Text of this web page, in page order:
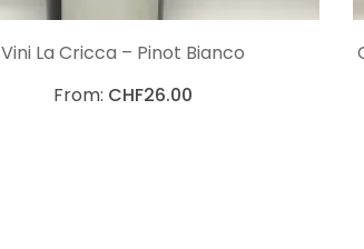
CHOIX DES OPTIONS
Vini La Cricca – Pinot Bianco
From: CHF26.00